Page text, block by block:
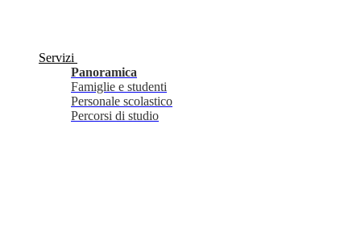
Servizi
Panoramica
Famiglie e studenti
Personale scolastico
Percorsi di studio